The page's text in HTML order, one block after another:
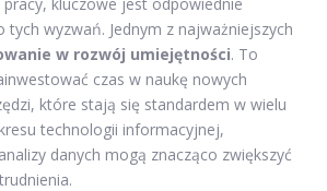
tych wyzwań. Jednym z najważniejszych
w rozwój umiejętności. To
czas w naukę nowych
które stają się standardem w wielu
technologii informacyjnej,
danych mogą znacząco zwiększyć